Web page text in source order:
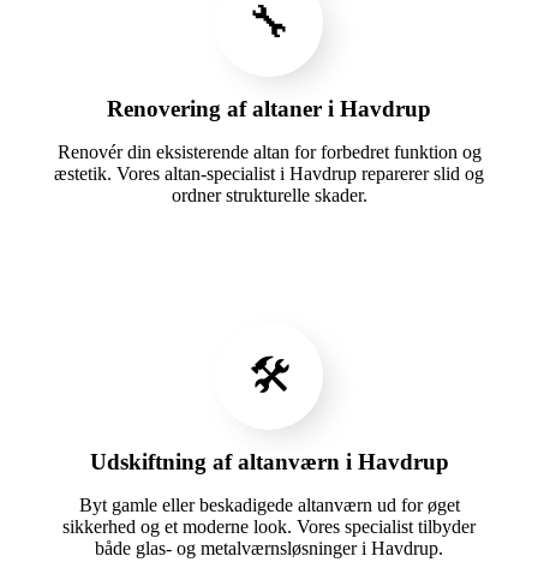
🔧
Renovering af altaner i Havdrup
Renovér din eksisterende altan for forbedret funktion og
æstetik. Vores altan-specialist i Havdrup reparerer slid og
ordner strukturelle skader.
🛠️
Udskiftning af altanværn i Havdrup
Byt gamle eller beskadigede altanværn ud for øget
sikkerhed og et moderne look. Vores specialist tilbyder
både glas- og metalværnsløsninger i Havdrup.